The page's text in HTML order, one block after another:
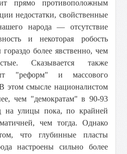
прямо противоположным
недостатки, свойственные
народа — отсутствие
и некоторая робость
более явственно, чем
Сказывается также
"реформ" и массового
этом смысле националистом
чем "демократам" в 90-93
на улицы пока, по крайней
чем тогда. Однако
что глубинные пласты
настроены сильно более